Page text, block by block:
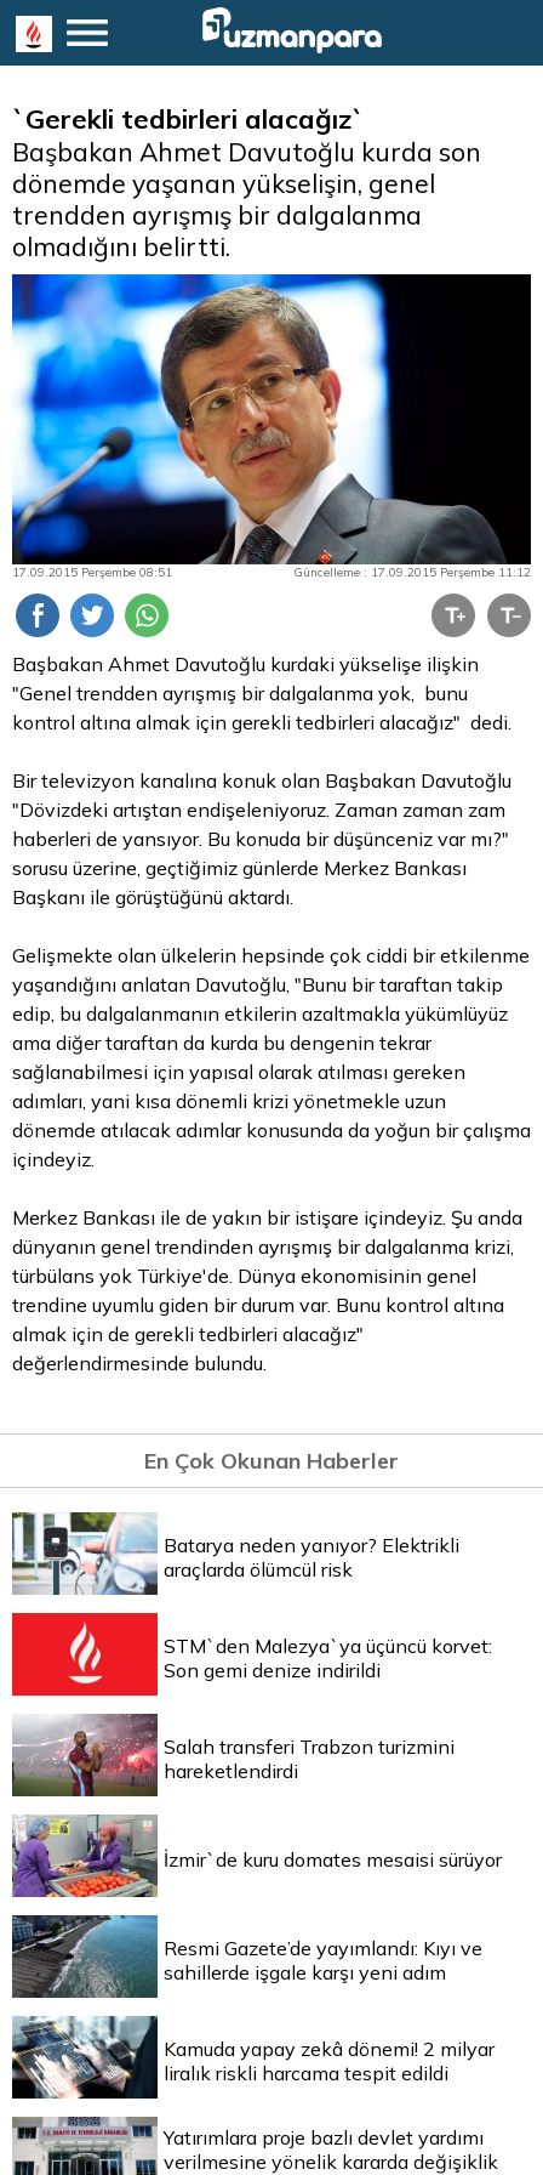
`Gerekli tedbirleri alacağız`
Başbakan Ahmet Davutoğlu kurda son
dönemde yaşanan yükselişin, genel
trendden ayrışmış bir dalgalanma
olmadığını belirtti.
17.09.2015 Perşembe 08:51 Güncelleme : 17.09.2015 Perşembe 11:12
Başbakan Ahmet Davutoğlu kurdaki yükselişe ilişkin
"Genel trendden ayrışmış bir dalgalanma yok, bunu
kontrol altına almak için gerekli tedbirleri alacağız" dedi.
Bir televizyon kanalına konuk olan Başbakan Davutoğlu
"Dövizdeki artıştan endişeleniyoruz. Zaman zaman zam
haberleri de yansıyor. Bu konuda bir düşünceniz var mı?"
sorusu üzerine, geçtiğimiz günlerde Merkez Bankası
Başkanı ile görüştüğünü aktardı.
Gelişmekte olan ülkelerin hepsinde çok ciddi bir etkilenme
yaşandığını anlatan Davutoğlu, "Bunu bir taraftan takip
edip, bu dalgalanmanın etkilerin azaltmakla yükümlüyüz
ama diğer taraftan da kurda bu dengenin tekrar
sağlanabilmesi için yapısal olarak atılması gereken
adımları, yani kısa dönemli krizi yönetmekle uzun
dönemde atılacak adımlar konusunda da yoğun bir çalışma
içindeyiz.
Merkez Bankası ile de yakın bir istişare içindeyiz. Şu anda
dünyanın genel trendinden ayrışmış bir dalgalanma krizi,
türbülans yok Türkiye'de. Dünya ekonomisinin genel
trendine uyumlu giden bir durum var. Bunu kontrol altına
almak için de gerekli tedbirleri alacağız"
değerlendirmesinde bulundu.
En Çok Okunan Haberler
Batarya neden yanıyor? Elektrikli
araçlarda ölümcül risk
STM`den Malezya`ya üçüncü korvet:
Son gemi denize indirildi
Salah transferi Trabzon turizmini
hareketlendirdi
İzmir`de kuru domates mesaisi sürüyor
Resmi Gazete’de yayımlandı: Kıyı ve
sahillerde işgale karşı yeni adım
Kamuda yapay zekâ dönemi! 2 milyar
liralık riskli harcama tespit edildi
Yatırımlara proje bazlı devlet yardımı
verilmesine yönelik kararda değişiklik